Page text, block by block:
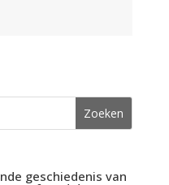
geschiedenis van